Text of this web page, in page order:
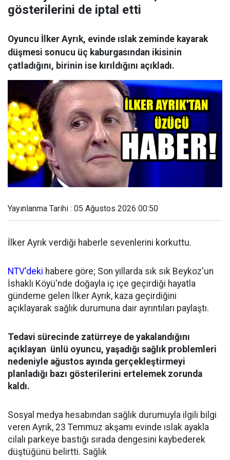
gösterilerini de iptal etti
Oyuncu İlker Ayrık, evinde ıslak zeminde kayarak
düşmesi sonucu üç kaburgasından ikisinin
çatladığını, birinin ise kırıldığını açıkladı.
Yayınlanma Tarihi : 05 Ağustos 2026 00:50
İlker Ayrık verdiği haberle sevenlerini korkuttu.
NTV'deki habere göre; Son yıllarda sık sık Beykoz'un
İshaklı Köyü'nde doğayla iç içe geçirdiği hayatla
gündeme gelen İlker Ayrık, kaza geçirdiğini
açıklayarak sağlık durumuna dair ayrıntıları paylaştı.
Tedavi sürecinde zatürreye de yakalandığını
açıklayan ünlü oyuncu, yaşadığı sağlık problemleri
nedeniyle ağustos ayında gerçekleştirmeyi
planladığı bazı gösterilerini ertelemek zorunda
kaldı.
Sosyal medya hesabından sağlık durumuyla ilgili bilgi
veren Ayrık, 23 Temmuz akşamı evinde ıslak ayakla
cilalı parkeye bastığı sırada dengesini kaybederek
düştüğünü belirtti. Sağlık